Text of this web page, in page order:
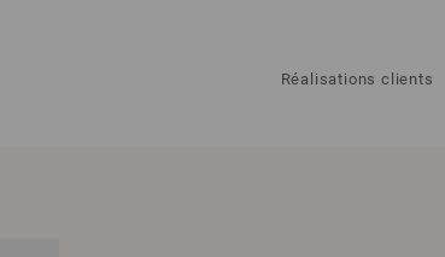
Réalisations clients